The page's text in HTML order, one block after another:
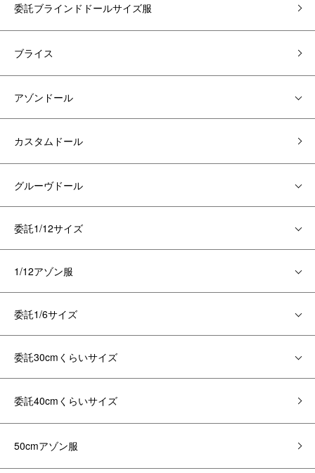
委託ブラインドドールサイズ服
ブライス
アゾンドール
カスタムドール
グルーヴドール
委託1/12サイズ
1/12アゾン服
委託1/6サイズ
委託30cmくらいサイズ
委託40cmくらいサイズ
50cmアゾン服